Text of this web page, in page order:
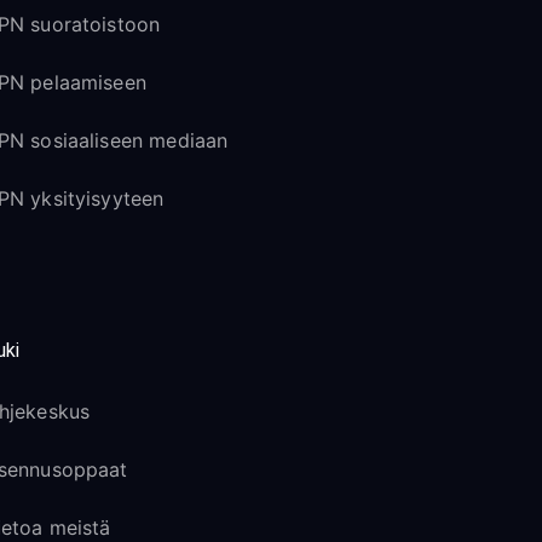
suoratoistoon
pelaamiseen
sosiaaliseen mediaan
yksityisyyteen
meistä